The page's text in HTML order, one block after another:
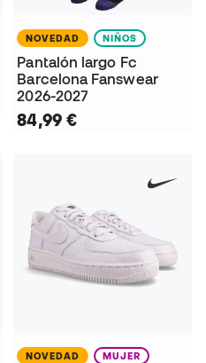
NOVEDAD NIÑOS
Pantalón largo Fc
Barcelona Fanswear
2026-2027
84,99 €
NOVEDAD MUJER